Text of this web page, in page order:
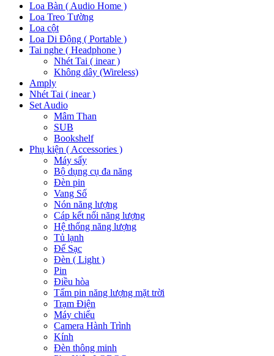
Loa Bàn ( Audio Home )
Loa Treo Tường
Loa cột
Loa Di Động ( Portable )
Tai nghe ( Headphone )
Nhét Tai ( inear )
Không dây (Wireless)
Amply
Nhét Tai ( inear )
Set Audio
Mâm Than
SUB
Bookshelf
Phụ kiện ( Accessories )
Máy sấy
Bộ dụng cụ đa năng
Đèn pin
Vang Số
Nón năng lượng
Cáp kết nối năng lượng
Hệ thống năng lượng
Tủ lạnh
Đế Sạc
Đèn ( Light )
Pin
Điều hòa
Tấm pin năng lượng mặt trời
Trạm Điện
Máy chiếu
Camera Hành Trình
Kính
Đèn thông minh